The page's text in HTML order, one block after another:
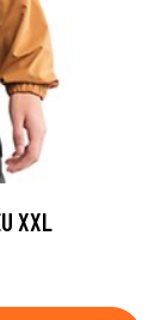
XXL